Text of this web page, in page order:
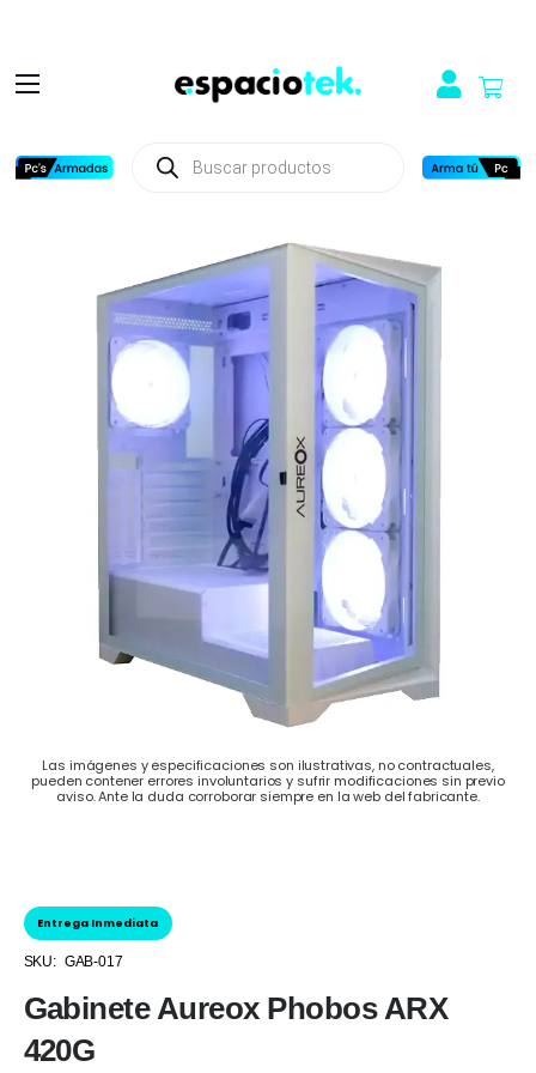
productos
Las imágenes y especificaciones son ilustrativas, no contractuales,
pueden contener errores involuntarios y sufrir modificaciones sin previo
aviso. Ante la duda corroborar siempre en la web del fabricante.
Entrega Inmediata
SKU: GAB-017
Gabinete Aureox Phobos ARX
420G